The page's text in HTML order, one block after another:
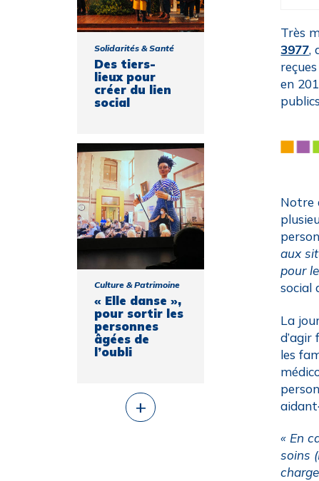
Solidarités & Santé
Des tiers-
lieux pour
créer du lien
social
Culture & Patrimoine
« Elle danse »,
pour sortir les
personnes
âgées de
l’oubli
+
Très
3977,
en
Notre
aux
pour
social
La
les
« En
soins